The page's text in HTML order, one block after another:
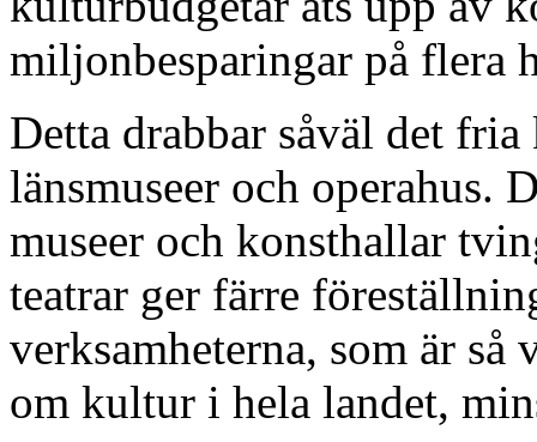
miljonbesparingar på flera
Detta drabbar såväl det
länsmuseer och operahus.
museer och konsthallar
teatrar ger färre
verksamheterna, som är
om kultur i hela landet,